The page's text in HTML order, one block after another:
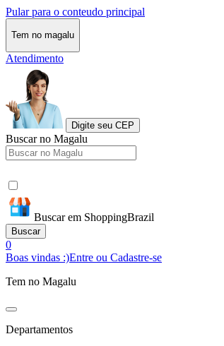
Pular para o conteudo principal
Tem no magalu
Atendimento
Digite seu CEP
Buscar no Magalu
Buscar em ShoppingBrazil
Buscar
0
Boas vindas :)Entre ou Cadastre-se
Tem no Magalu
Departamentos